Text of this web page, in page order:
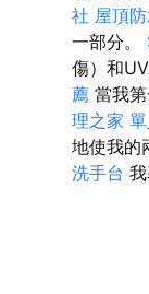
社 屋頂
一部分。
傷）和
薦 當我
理之家
地使我的
洗手台